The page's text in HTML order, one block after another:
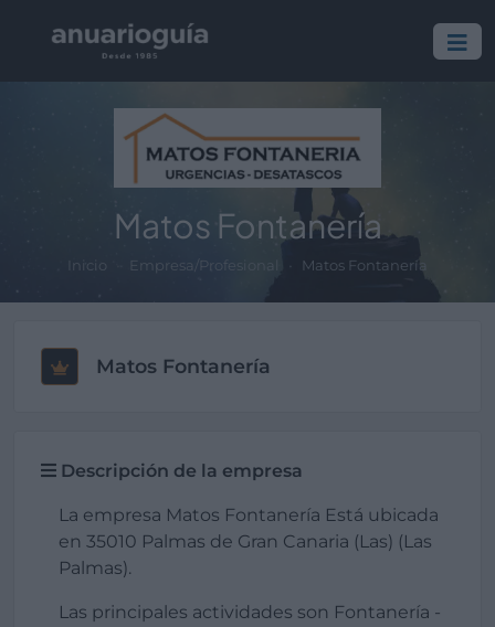
Matos Fontanería
Inicio Empresa/Profesional Matos Fontanería
Matos Fontanería
Descripción de la empresa
La empresa Matos Fontanería Está ubicada
en 35010 Palmas de Gran Canaria (Las) (Las
Palmas).
Las principales actividades son Fontanería -